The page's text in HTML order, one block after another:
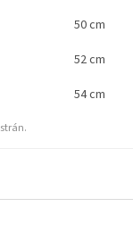
50 cm
52 cm
54 cm